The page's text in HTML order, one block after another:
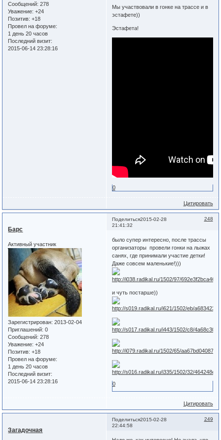
Сообщений: 278
Уважение: +24
Позитив: +18
Провел на форуме:
1 день 20 часов
Последний визит:
2015-06-14 23:28:16
Мы участвовали в гонке на трассе и в
эстафете))
Эстафета!
0
Цитировать
Поделиться 248
2015-02-28
21:41:32
Барс
Активный участник
Зарегистрирован: 2013-02-04
Приглашений: 0
Сообщений: 278
Уважение: +24
Позитив: +18
Провел на форуме:
1 день 20 часов
Последний визит:
2015-06-14 23:28:16
было супер интересно, после трассы
организаторы провели гонки на лыжах
санях, где принимали участие детки!
Даже совсем маленькие!)))
и чуть постарше))
0
Цитировать
Поделиться 249
2015-02-28
22:44:58
Загадочная